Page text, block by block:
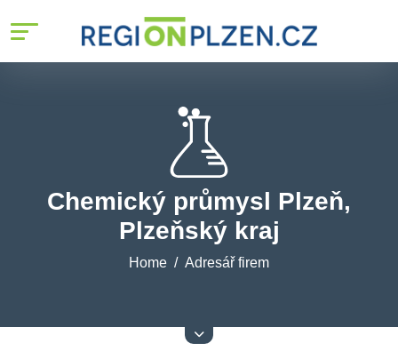
Chemický průmysl Plzeň,
Plzeňský kraj
Home Adresář firem